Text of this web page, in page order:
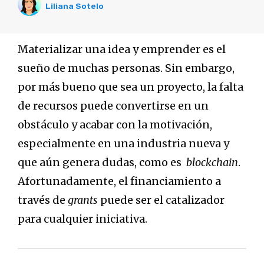
Liliana Sotelo
Materializar una idea y emprender es el
sueño de muchas personas. Sin embargo,
por más bueno que sea un proyecto, la falta
de recursos puede convertirse en un
obstáculo y acabar con la motivación,
especialmente en una industria nueva y
que aún genera dudas, como es blockchain.
Afortunadamente, el financiamiento a
través de grants puede ser el catalizador
para cualquier iniciativa.